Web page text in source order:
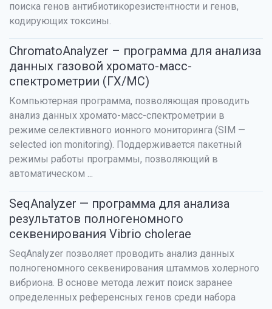
поиска генов антибиотикорезистентности и генов,
кодирующих токсины.
ChromatoAnalyzer – программа для анализа
данных газовой хромато-масс-
спектрометрии (ГХ/МС)
Компьютерная программа, позволяющая проводить
анализ данных хромато-масс-спектрометрии в
режиме селективного ионного мониторинга (SIM —
selected ion monitoring). Поддерживается пакетный
режимы работы программы, позволяющий в
автоматическом ...
SeqAnalyzer — программа для анализа
результатов полногеномного
секвенирования Vibrio cholerae
SeqAnalyzer позволяет проводить анализ данных
полногеномного секвенирования штаммов холерного
вибриона. В основе метода лежит поиск заранее
определенных референсных генов среди набора